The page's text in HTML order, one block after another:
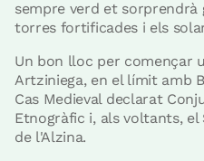
sempre verd et sorprendrà
torres fortificades i els
Un bon lloc per començar
Artziniega, en el límit amb
Cas Medieval declarat
Etnogràfic i, als voltants,
de l'Alzina.